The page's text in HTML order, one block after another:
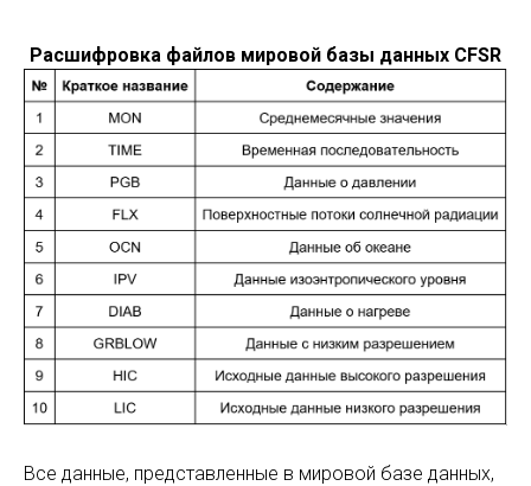
Расшифровка файлов мировой базы данных CFSR
Все данные, представленные в мировой базе данных,